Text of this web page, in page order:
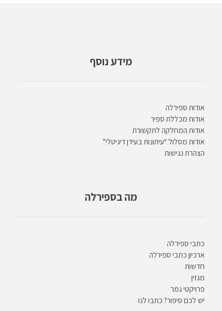
מידע נוסף
אודות ספירלה
אודות מכללת ספיר
אודות המחלקה לתקשורת
אודות מסלול “עיתונות בעידן דיגיטלי”
הצהרת נגישות
מה בספירלה
כתבי ספירלה
ארכיון כתבי ספירלה
חדשות
מגזין
פרויקטי גמר
יש לכם סיפור? כתבו לנו